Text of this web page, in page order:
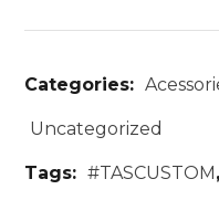
Categories:
Uncategorized
Tags: #TASCUSTOM,